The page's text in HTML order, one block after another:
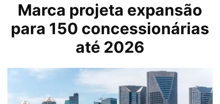
Marca projeta expansão
para 150 concessionárias
até 2026